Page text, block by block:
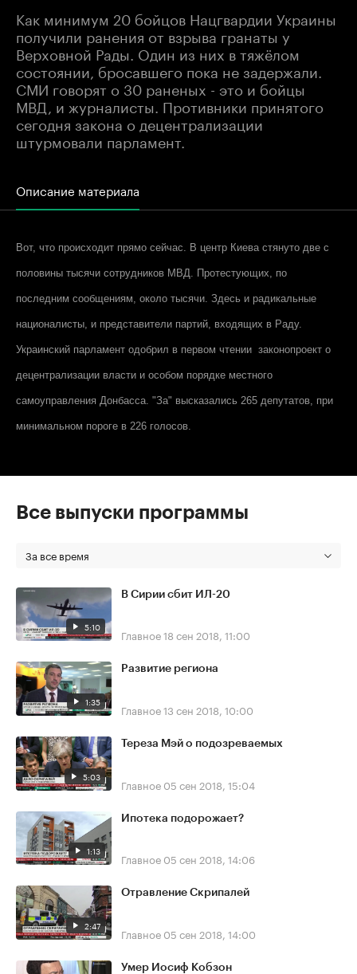
Как минимум 20 бойцов Нацгвардии Украины
получили ранения от взрыва гранаты у
Верховной Рады. Один из них в тяжёлом
состоянии, бросавшего пока не задержали.
СМИ говорят о 30 раненых - это и бойцы
МВД, и журналисты. Противники принятого
сегодня закона о децентрализации
штурмовали парламент.
Описание материала
Вот, что происходит прямо сейчас. В центр Киева стянуто две с
половины тысячи сотрудников МВД. Протестующих, по
последним сообщениям, около тысячи. Здесь и радикальные
националисты, и представители партий, входящих в Раду.
Украинский парламент одобрил в первом чтении законопроект о
децентрализации власти и особом порядке местного
самоуправления Донбасса. "За" высказались 265 депутатов, при
минимальном пороге в 226 голосов.
Все выпуски программы
За все время
5:10
В Сирии сбит ИЛ-20
Главное18 сен 2018, 11:00
1:35
Развитие региона
Главное13 сен 2018, 10:00
5:03
Тереза Мэй о подозреваемых
Главное 05 сен 2018, 15:04
1:13
Ипотека подорожает?
Главное 05 сен 2018, 14:06
2:47
Отравление Скрипалей
Главное 05 сен 2018, 14:00
Умер Иосиф Кобзон